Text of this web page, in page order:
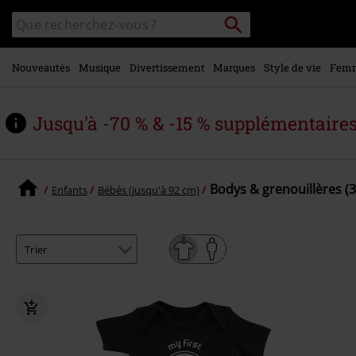
contenu
principal
Rechercher
sur
le
catalogue
Rechercher
Nouveautés Musique Divertissement Marques Style de vie
Jusqu'à -70 % & -15 %
Enfants Bébés (jusqu'à 92 cm) Bodys & grenouillères